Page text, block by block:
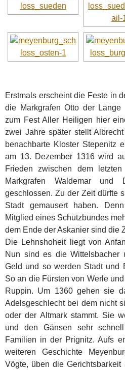
Erstmals erscheint die Feste in
die Markgrafen Otto der
zum Fest Aller Heiligen hier
zwei Jahre später stellt
benachbarte Kloster Stepenitz
am 13. Dezember 1316 wird
Frieden zwischen dem
Markgrafen Waldemar und
geschlossen. Zu der Zeit dürfte
Stadt gemausert haben.
Mitglied eines Schutzbundes
dem Ende der Askanier sind die
Die Lehnshoheit liegt von
Nun sind es die Wittelsbacher
Geld und so werden Stadt und
So an die Fürsten von Werle
Ruppin. Um 1360 gehen sie
Adelsgeschlecht bei dem nicht
oder der Altmark stammt. Sie
und den Gänsen sehr
Familien in der Prignitz. Aufs
weiteren Geschichte
Vögte, üben die